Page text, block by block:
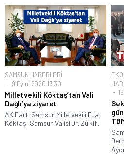
SAMSUN HABERLERİ
9 Eylül 2020 13:30
Milletvekili Köktaş’tan Vali
Dağlı’ya ziyaret
AK Parti Samsun Milletvekili Fuat
Köktaş, Samsun Valisi Dr. Zülkif...